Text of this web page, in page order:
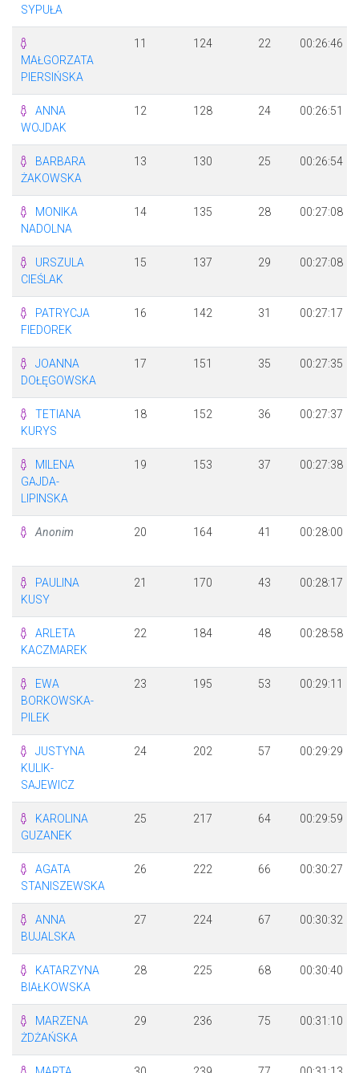
SYPUŁA
MAŁGORZATA
PIERSIŃSKA
11 124 22 00:26:46
ANNA
WOJDAK
12 128 24 00:26:51
BARBARA
ŻAKOWSKA
13 130 25 00:26:54
MONIKA
NADOLNA
14 135 28 00:27:08
URSZULA
CIEŚLAK
15 137 29 00:27:08
PATRYCJA
FIEDOREK
16 142 31 00:27:17
JOANNA
DOŁĘGOWSKA
17 151 35 00:27:35
TETIANA
KURYS
18 152 36 00:27:37
MILENA
GAJDA-
LIPINSKA
19 153 37 00:27:38
Anonim 20 164 41 00:28:00
PAULINA
KUSY
21 170 43 00:28:17
ARLETA
KACZMAREK
22 184 48 00:28:58
EWA
BORKOWSKA-
PILEK
23 195 53 00:29:11
JUSTYNA
KULIK-
SAJEWICZ
24 202 57 00:29:29
KAROLINA
GUZANEK
25 217 64 00:29:59
AGATA
STANISZEWSKA
26 222 66 00:30:27
ANNA
BUJALSKA
27 224 67 00:30:32
KATARZYNA
BIAŁKOWSKA
28 225 68 00:30:40
MARZENA
ŻDŻAŃSKA
29 236 75 00:31:10